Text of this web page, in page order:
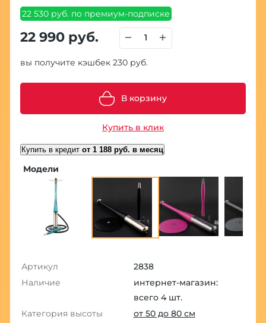
22 530 руб. по премиум-подписке
22 990 руб.
вы получите кэшбек 230 руб.
В корзину
Купить в клик
Купить в кредит от 1 188 руб. в месяц
Модели
Артикул
2838
Наличие
интернет-магазин:
всего 4 шт.
Категория высоты
от 50 до 80 см